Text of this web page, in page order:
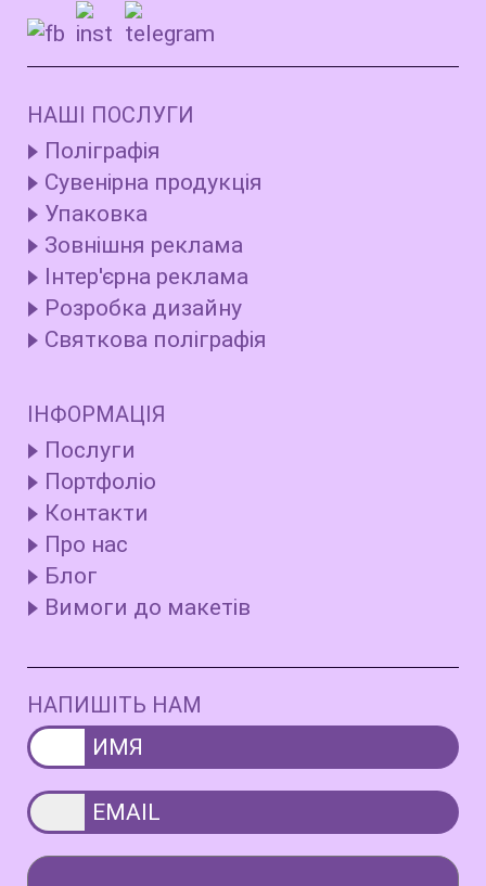
НАШІ ПОСЛУГИ
Поліграфія
Сувенірна продукція
Упаковка
Зовнішня реклама
Інтер'єрна реклама
Розробка дизайну
Святкова поліграфія
ІНФОРМАЦІЯ
Послуги
Портфоліо
Контакти
Про нас
Блог
Вимоги до макетів
НАПИШІТЬ НАМ